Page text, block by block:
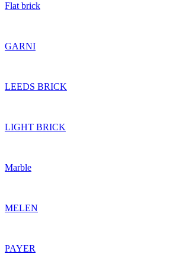
Flat brick
GARNI
LEEDS BRICK
LIGHT BRICK
Marble
MELEN
PAYER